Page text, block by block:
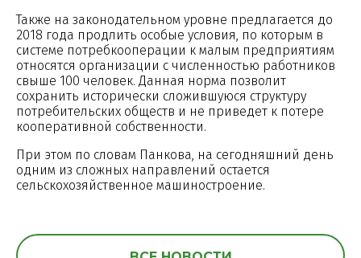
Также на законодательном уровне предлагается до
2018 года продлить особые условия, по которым в
системе потребкооперации к малым предприятиям
относятся организации с численностью работников
свыше 100 человек. Данная норма позволит
сохранить исторически сложившуюся структуру
потребительских обществ и не приведет к потере
кооперативной собственности.
При этом по словам Панкова, на сегодняшний день
одним из сложных направлений остается
сельскохозяйственное машиностроение.